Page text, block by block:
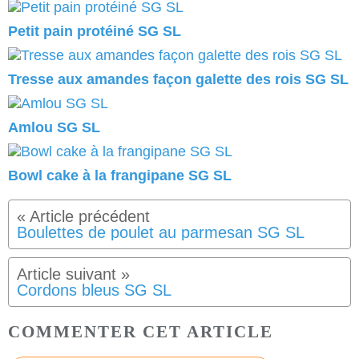
Petit pain protéiné SG SL
Tresse aux amandes façon galette des rois SG SL
Amlou SG SL
Bowl cake à la frangipane SG SL
Boulettes de poulet au parmesan SG SL
Cordons bleus SG SL
COMMENTER CET ARTICLE